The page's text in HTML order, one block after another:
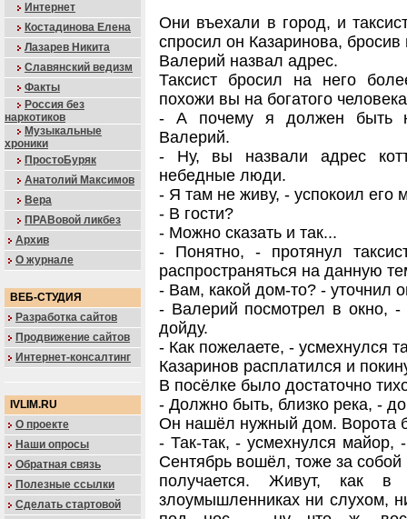
Интернет
Костадинова Елена
Лазарев Никита
Славянский ведизм
Факты
Россия без
наркотиков
Музыкальные
хроники
ПростоБуряк
Анатолий Максимов
Вера
ПРАВовой ликбез
Архив
О журнале
ВЕБ-СТУДИЯ
Разработка сайтов
Продвижение сайтов
Интернет-консалтинг
IVLIM.RU
О проекте
Наши опросы
Обратная связь
Полезные ссылки
Сделать стартовой
Они въехали в город, и
спросил он Казаринова, бросив
Валерий назвал адрес.
Таксист бросил на него
похожи вы на богатого
- А почему я должен быть
Валерий.
- Ну, вы назвали адрес
небедные люди.
- Я там не живу, - успокоил его
- В гости?
- Можно сказать и так...
- Понятно, - протянул
распространяться на данную
- Вам, какой дом-то? - уточнил
- Валерий посмотрел в окно,
дойду.
- Как пожелаете, - усмехнулся
Казаринов расплатился и
В посёлке было достаточно
- Должно быть, близко река, -
Он нашёл нужный дом. Ворота
- Так-так, - усмехнулся майор,
Сентябрь вошёл, тоже за
получается. Живут, как
злоумышленниках ни слухом,